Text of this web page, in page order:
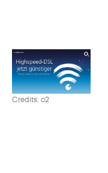
Credits: o2